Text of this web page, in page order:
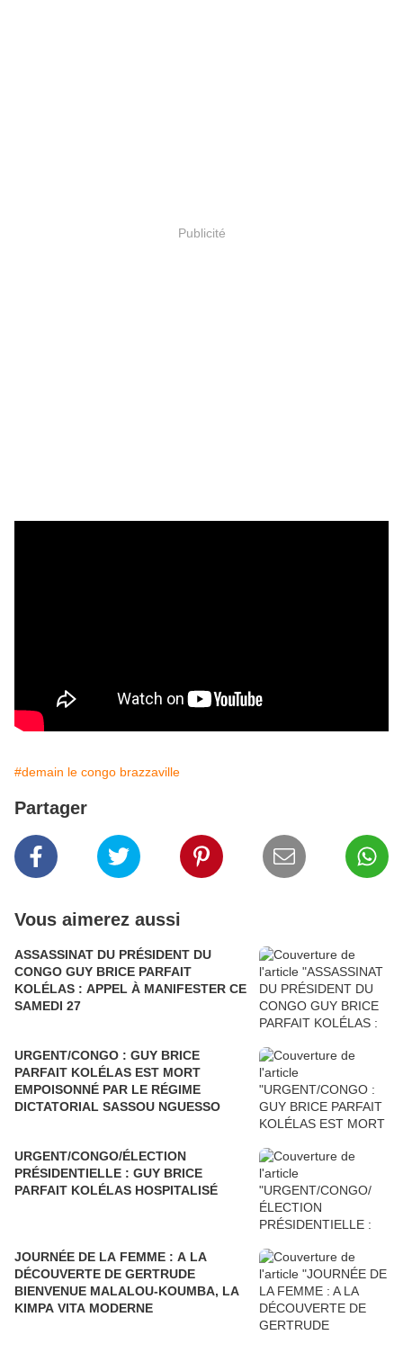
Publicité
#demain le congo brazzaville
Partager
Vous aimerez aussi
ASSASSINAT DU PRÉSIDENT DU
CONGO GUY BRICE PARFAIT
KOLÉLAS : APPEL À MANIFESTER CE
SAMEDI 27
URGENT/CONGO : GUY BRICE
PARFAIT KOLÉLAS EST MORT
EMPOISONNÉ PAR LE RÉGIME
DICTATORIAL SASSOU NGUESSO
URGENT/CONGO/ÉLECTION
PRÉSIDENTIELLE : GUY BRICE
PARFAIT KOLÉLAS HOSPITALISÉ
JOURNÉE DE LA FEMME : A LA
DÉCOUVERTE DE GERTRUDE
BIENVENUE MALALOU-KOUMBA, LA
KIMPA VITA MODERNE